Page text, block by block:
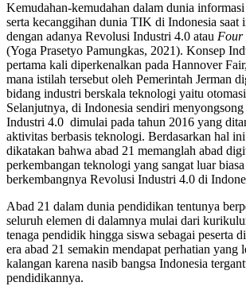
Kemudahan-kemudahan dalam dunia
serta kecanggihan dunia TIK di Indonesia saat
dengan adanya Revolusi Industri 4.0 atau Four
(Yoga Prasetyo Pamungkas, 2021). Konsep
pertama kali diperkenalkan pada Hannover
mana istilah tersebut oleh Pemerintah Jerman
bidang industri berskala teknologi yaitu
Selanjutnya, di Indonesia sendiri
Industri 4.0 dimulai pada tahun 2016 yang
aktivitas berbasis teknologi. Berdasarkan hal
dikatakan bahwa abad 21 memanglah abad
perkembangan teknologi yang sangat luar
berkembangnya Revolusi Industri 4.0 di
Abad 21 dalam dunia pendidikan tentunya
seluruh elemen di dalamnya mulai dari
tenaga pendidik hingga siswa sebagai peserta
era abad 21 semakin mendapat perhatian yang
kalangan karena nasib bangsa Indonesia
pendidikannya.